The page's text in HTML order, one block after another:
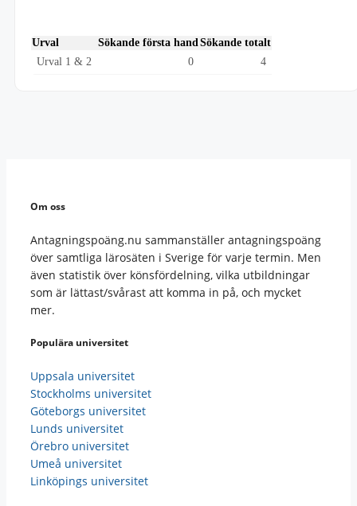
Urval Sökande första handSökande totalt
Urval 1 & 2
0 4
Om oss
Antagningspoäng.nu sammanställer antagningspoäng
över samtliga lärosäten i Sverige för varje termin. Men
även statistik över könsfördelning, vilka utbildningar
som är lättast/svårast att komma in på, och mycket
mer.
Populära universitet
Uppsala universitet
Stockholms universitet
Göteborgs universitet
Lunds universitet
Örebro universitet
Umeå universitet
Linköpings universitet